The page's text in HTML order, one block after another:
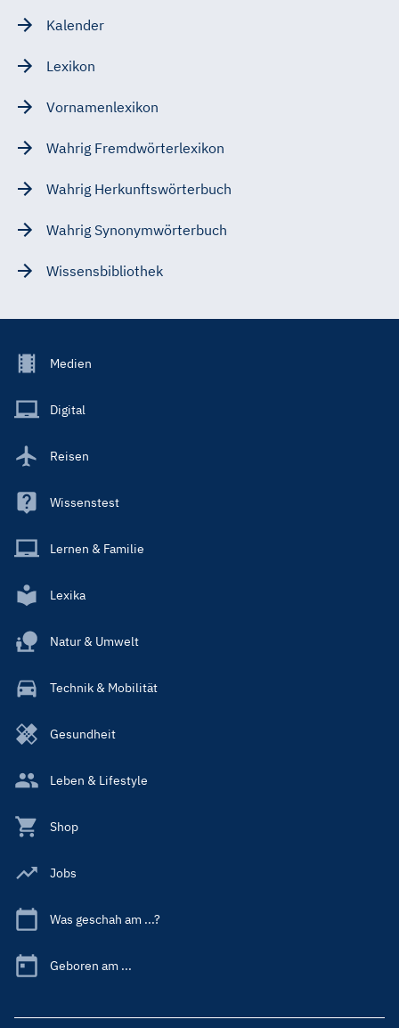
Kalender
Lexikon
Vornamenlexikon
Wahrig Fremdwörterlexikon
Wahrig Herkunftswörterbuch
Wahrig Synonymwörterbuch
Wissensbibliothek
Footer
Main
Medien
Digital
Reisen
Wissenstest
Lernen & Familie
Lexika
Natur & Umwelt
Technik & Mobilität
Gesundheit
Leben & Lifestyle
Shop
Jobs
Was geschah am ...?
Geboren am ...